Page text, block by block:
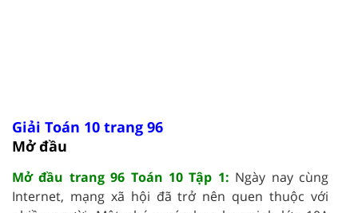
Giải Toán 10 trang 96
Mở đầu
Mở đầu trang 96 Toán 10 Tập 1: Ngày nay cùng
Internet, mạng xã hội đã trở nên quen thuộc với